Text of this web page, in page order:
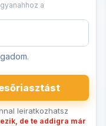
a
leiratkozhatsz
de te addigra már